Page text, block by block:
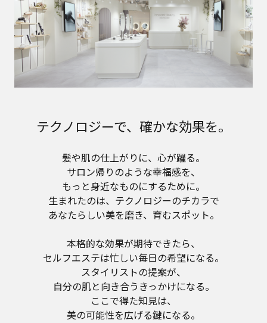
テクノロジーで、確かな効果を。
髪や肌の仕上がりに、心が躍る。
サロン帰りのような幸福感を、
もっと身近なものにするために。
生まれたのは、テクノロジーのチカラで
あなたらしい美を磨き、育むスポット。
本格的な効果が期待できたら、
セルフエステは忙しい毎日の希望になる。
スタイリストの提案が、
自分の肌と向き合うきっかけになる。
ここで得た知見は、
美の可能性を広げる鍵になる。